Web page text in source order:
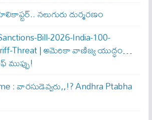
నలుగురు దుర్మరణం
Bill-2026-India-100-
Threat | అమెరికా వాణిజ్య యుద్ధం…
ముప్పు!
: వార‌సుడెవ్వ‌రు,,!? Andhra Ptabha